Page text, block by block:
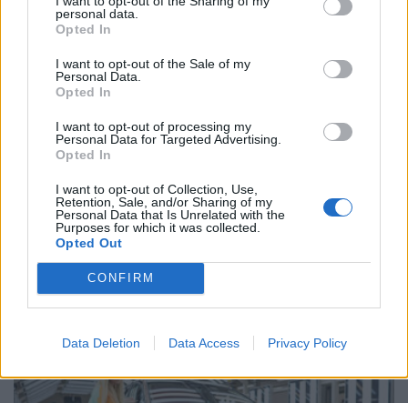
personal data.
Opted In
I want to opt-out of the Sale of my
Personal Data.
Opted In
I want to opt-out of processing my
Personal Data for Targeted Advertising.
Opted In
I want to opt-out of Collection, Use,
Retention, Sale, and/or Sharing of my
Personal Data that Is Unrelated with the
Purposes for which it was collected.
Opted Out
CONFIRM
Data Deletion Data Access Privacy Policy
Motor Oil: Δωρεά πυροσβεστικών οχημάτων και
εξοπλισμού στον δήμο Αγίου Βασιλείου
6.8.2026